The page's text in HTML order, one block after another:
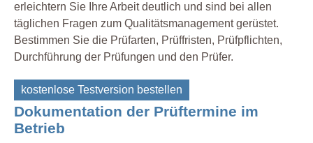
erleichtern Sie Ihre Arbeit deutlich und sind bei allen
täglichen Fragen zum Qualitätsmanagement gerüstet.
Bestimmen Sie die Prüfarten, Prüffristen, Prüfpflichten,
Durchführung der Prüfungen und den Prüfer.
kostenlose Testversion bestellen
Dokumentation der Prüftermine im
Betrieb